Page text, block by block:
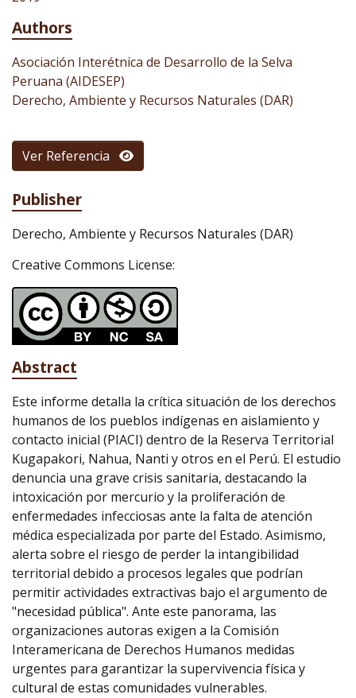
Authors
Asociación Interétnica de Desarrollo de la Selva
Peruana (AIDESEP)
Derecho, Ambiente y Recursos Naturales (DAR)
Ver Referencia
Publisher
Derecho, Ambiente y Recursos Naturales (DAR)
Creative Commons License:
Abstract
Este informe detalla la crítica situación de los derechos
humanos de los pueblos indígenas en aislamiento y
contacto inicial (PIACI) dentro de la Reserva Territorial
Kugapakori, Nahua, Nanti y otros en el Perú. El estudio
denuncia una grave crisis sanitaria, destacando la
intoxicación por mercurio y la proliferación de
enfermedades infecciosas ante la falta de atención
médica especializada por parte del Estado. Asimismo,
alerta sobre el riesgo de perder la intangibilidad
territorial debido a procesos legales que podrían
permitir actividades extractivas bajo el argumento de
"necesidad pública". Ante este panorama, las
organizaciones autoras exigen a la Comisión
Interamericana de Derechos Humanos medidas
urgentes para garantizar la supervivencia física y
cultural de estas comunidades vulnerables.